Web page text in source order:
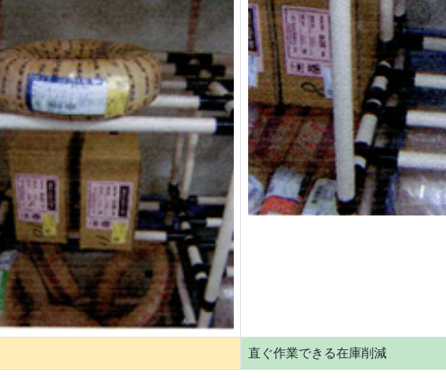
直ぐ作業できる在庫削減